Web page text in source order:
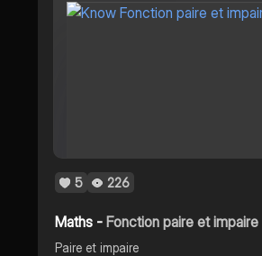
5 226
Maths -Fonction paire et impaire
Paire et impaire